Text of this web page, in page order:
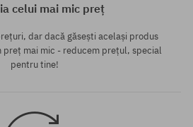
celui mai mic preț
dar dacă găsești același produs
mai mic - reducem prețul, special
pentru tine!